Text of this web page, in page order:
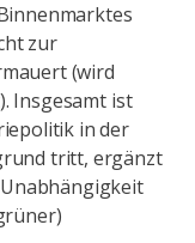
zur
(wird
Insgesamt ist
in der
tritt, ergänzt